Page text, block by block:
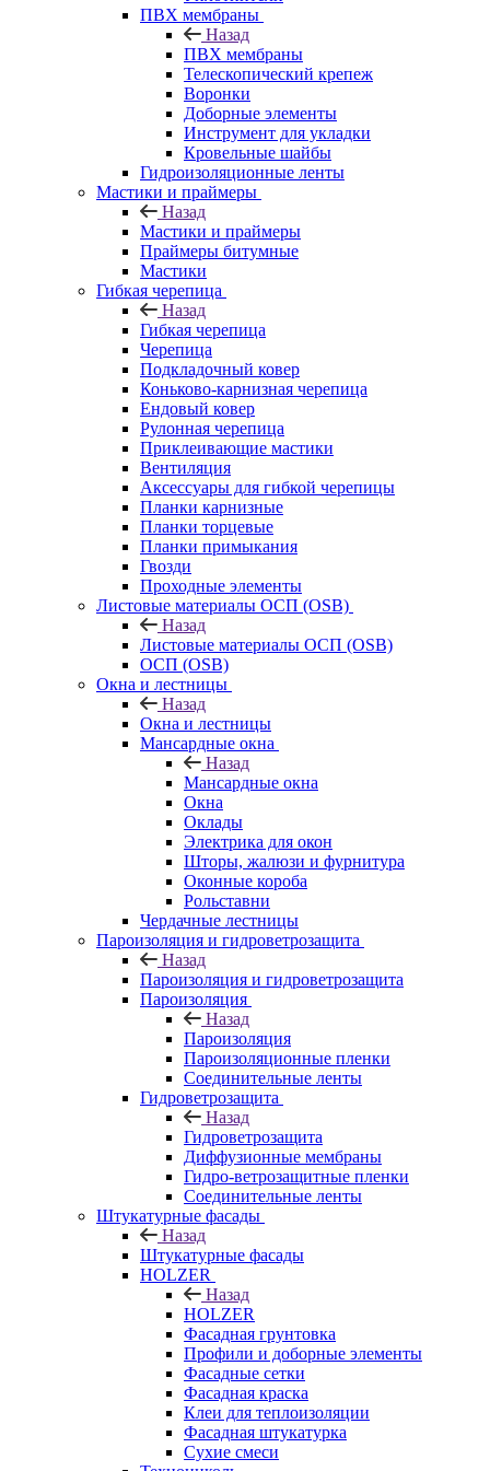
ПВХ мембраны
Назад
ПВХ мембраны
Телескопический крепеж
Воронки
Доборные элементы
Инструмент для укладки
Кровельные шайбы
Гидроизоляционные ленты
Мастики и праймеры
Назад
Мастики и праймеры
Праймеры битумные
Мастики
Гибкая черепица
Назад
Гибкая черепица
Черепица
Подкладочный ковер
Коньково-карнизная черепица
Ендовый ковер
Рулонная черепица
Приклеивающие мастики
Вентиляция
Аксессуары для гибкой черепицы
Планки карнизные
Планки торцевые
Планки примыкания
Гвозди
Проходные элементы
Листовые материалы ОСП (OSB)
Назад
Листовые материалы ОСП (OSB)
ОСП (OSB)
Окна и лестницы
Назад
Окна и лестницы
Мансардные окна
Назад
Мансардные окна
Окна
Оклады
Электрика для окон
Шторы, жалюзи и фурнитура
Оконные короба
Рольставни
Чердачные лестницы
Пароизоляция и гидроветрозащита
Назад
Пароизоляция и гидроветрозащита
Пароизоляция
Назад
Пароизоляция
Пароизоляционные пленки
Соединительные ленты
Гидроветрозащита
Назад
Гидроветрозащита
Диффузионные мембраны
Гидро-ветрозащитные пленки
Соединительные ленты
Штукатурные фасады
Назад
Штукатурные фасады
HOLZER
Назад
HOLZER
Фасадная грунтовка
Профили и доборные элементы
Фасадные сетки
Фасадная краска
Клеи для теплоизоляции
Фасадная штукатурка
Сухие смеси